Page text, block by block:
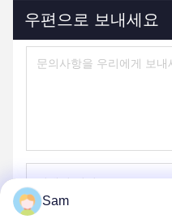
우편으로 보내세요
Sam